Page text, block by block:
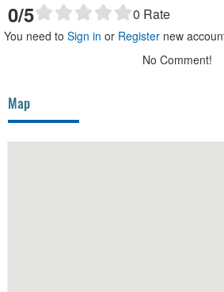
0/5 0 Rate
You need to Sign in or Register new
No Comment!
Map